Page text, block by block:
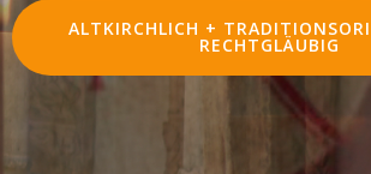
ALTKIRCHLICH +
RECHTGLÄUBIG